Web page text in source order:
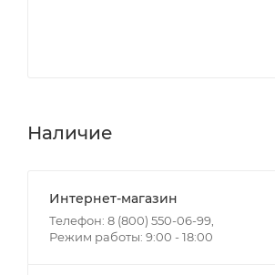
Наличие
Интернет-магазин
Телефон: 8 (800) 550-06-99,
Режим работы: 9:00 - 18:00